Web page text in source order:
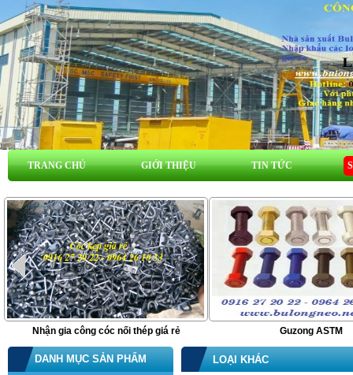
TRANG CHỦ GIỚI THIỆU TIN TỨC
Nhận gia công cóc nối thép giá rẻ Guzong ASTM
DANH MỤC SẢN PHẨM
LOẠI KHÁC